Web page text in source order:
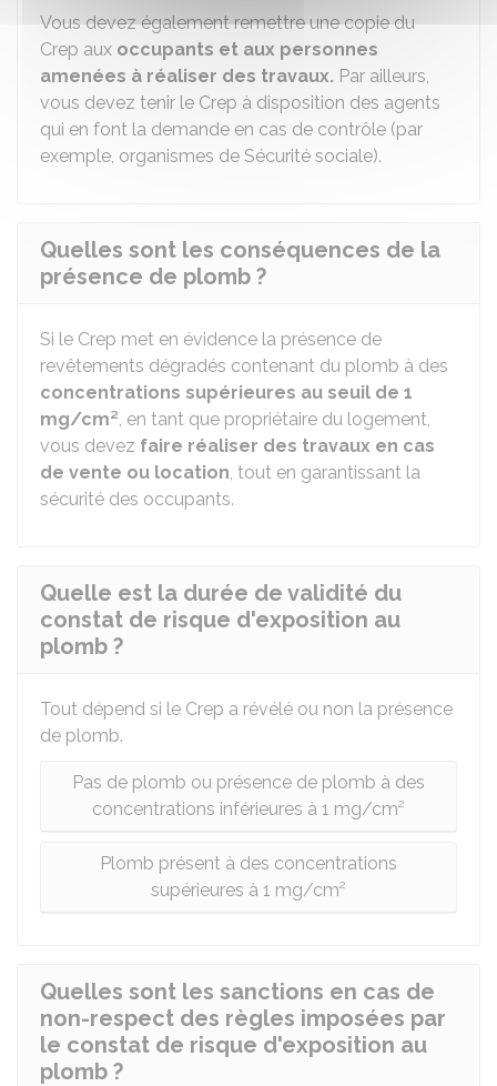
Vous devez également remettre une copie du
Crep aux occupants et aux personnes
amenées à réaliser des travaux. Par ailleurs,
vous devez tenir le Crep à disposition des agents
qui en font la demande en cas de contrôle (par
exemple, organismes de Sécurité sociale).
Quelles sont les conséquences de la
présence de plomb ?
Si le Crep met en évidence la présence de
revêtements dégradés contenant du plomb à des
concentrations supérieures au seuil de 1
mg/cm², en tant que propriétaire du logement,
vous devez faire réaliser des travaux en cas
de vente ou location, tout en garantissant la
sécurité des occupants.
Quelle est la durée de validité du
constat de risque d'exposition au
plomb ?
Tout dépend si le Crep a révélé ou non la présence
de plomb.
Pas de plomb ou présence de plomb à des
concentrations inférieures à 1 mg/cm²
Plomb présent à des concentrations
supérieures à 1 mg/cm²
Quelles sont les sanctions en cas de
non-respect des règles imposées par
le constat de risque d'exposition au
plomb ?